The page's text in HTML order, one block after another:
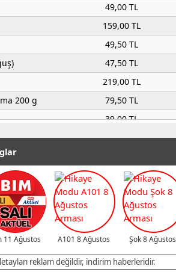
49,00 TL
159,00 TL
49,50 TL
47,50 TL
219,00 TL
200 g
79,50 TL
39,00 TL
48,00 TL
g
20,00 TL
g
319,00 TL
149,00 TL
159,00 TL
169,00 TL
11 Ağustos A101 8 Ağustos Şok 8 Ağustos
reklam değildir, indirim haberleridir.